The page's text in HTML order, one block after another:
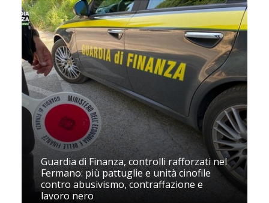
Guardia di Finanza, controlli rafforzati nel
Fermano: più pattuglie e unità cinofile
contro abusivismo, contraffazione e
lavoro nero